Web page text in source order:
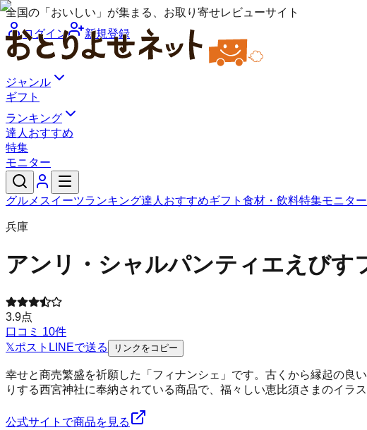
全国の「おいしい」が集まる、お取り寄せレビューサイト
ログイン
新規登録
ジャンル
ギフト
ランキング
達人おすすめ
特集
モニター
グルメ スイーツランキング達人おすすめギフト 食材・飲料特集モニター
兵庫
アンリ・シャルパンティエえびす
3.9点
口コミ 10件
𝕏ポスト LINEで送る リンクをコピー
幸せと商売繁盛を祈願した「フィナンシェ」です。古くから縁起の良
りする西宮神社に奉納されている商品で、福々しい恵比須さまのイラ
公式サイトで商品を見る